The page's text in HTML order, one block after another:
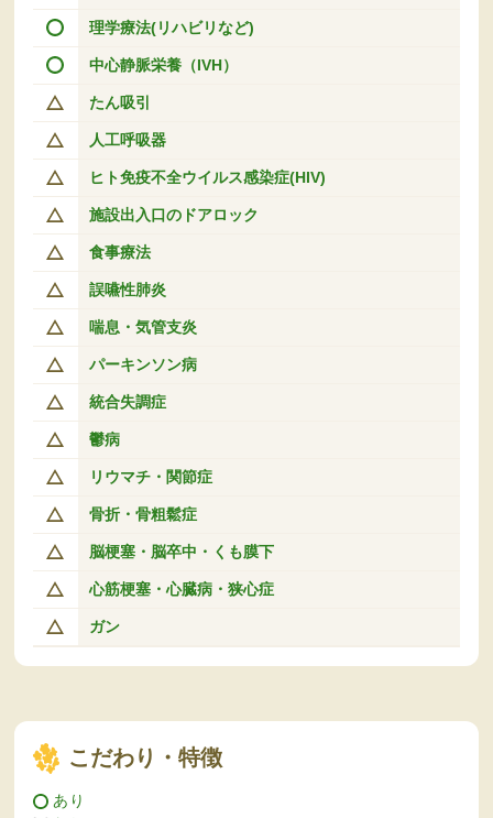
理学療法(リハビリなど)
中心静脈栄養（IVH）
たん吸引
人工呼吸器
ヒト免疫不全ウイルス感染症(HIV)
施設出入口のドアロック
食事療法
誤嚥性肺炎
喘息・気管支炎
パーキンソン病
統合失調症
鬱病
リウマチ・関節症
骨折・骨粗鬆症
脳梗塞・脳卒中・くも膜下
心筋梗塞・心臓病・狭心症
ガン
こだわり・特徴
あり